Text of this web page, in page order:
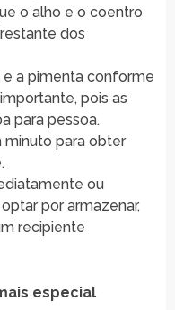
o alho e o coentro
dos
e a pimenta conforme
pois as
para pessoa.
minuto para obter
ou
por armazenar,
recipiente
especial